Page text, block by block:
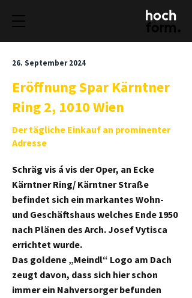
26. September 2024
Eröffnung Spar Kärntner
Ring 2, 1010 Wien
Der tägliche Einkauf an prominenter
Adresse
Schräg vis á vis der Oper, an Ecke
Kärntner Ring/ Kärntner Straße
befindet sich ein markantes Wohn-
und Geschäftshaus welches Ende 1950
nach Plänen des Arch. Josef Vytisca
errichtet wurde.
Das goldene „Meindl“ Logo am Dach
zeugt davon, dass sich hier schon
immer ein Nahversorger befunden